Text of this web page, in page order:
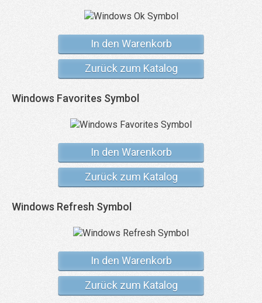
In den Warenkorb
Zurück zum Katalog
Windows Favorites Symbol
In den Warenkorb
Zurück zum Katalog
Windows Refresh Symbol
In den Warenkorb
Zurück zum Katalog